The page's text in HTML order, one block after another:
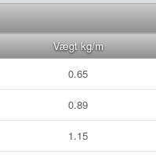
Vægt kg/m
0.65
0.89
1.15